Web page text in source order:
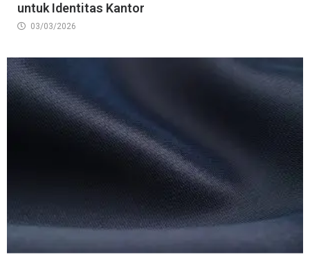
untuk Identitas Kantor
03/03/2026